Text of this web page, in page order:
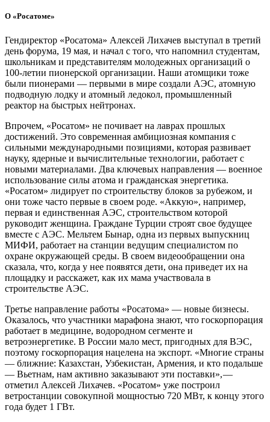
О «Росатоме»
Гендиректор «Росатома» Алексей Лихачев выступал в третий
день форума, 19 мая, и начал с того, что напомнил студентам,
школьникам и представителям молодежных организаций о
100‑летии пионерской организации. Наши атомщики тоже
были пионерами — ​первыми в мире создали АЭС, атомную
подводную лодку и атомный ледокол, промышленный
реактор на быстрых нейтронах.
Впрочем, «Росатом» не почивает на лаврах прошлых
достижений. Это современная амбициозная компания с
сильными международными позициями, которая развивает
науку, ядерные и вычислительные технологии, работает с
новыми материалами. Два ключевых направления — ​военное
использование силы атома и гражданская энергетика.
«Росатом» лидирует по строительству блоков за рубежом, и
они тоже часто первые в своем роде. «Аккую», например,
первая и единственная АЭС, строительством которой
руководит женщина. Граждане Турции строят свое будущее
вместе с АЭС. Мельтем Бынар, одна из первых выпускниц
МИФИ, работает на станции ведущим специалистом по
охране окружающей среды. В своем видеообращении она
сказала, что, когда у нее появятся дети, она приведет их на
площадку и расскажет, как их мама участвовала в
строительстве АЭС.
Третье направление работы «Росатома» — ​новые бизнесы.
Оказалось, что участники марафона знают, что госкорпорация
работает в медицине, водородном сегменте и
ветроэнергетике. В России мало мест, пригодных для ВЭС,
поэтому госкорпорация нацелена на экспорт. «Многие страны
— ​ближние: Казахстан, Узбекистан, Армения, и кто подальше
— ​Вьетнам, нам активно заказывают эти поставки», — ​
отметил Алексей Лихачев. «Росатом» уже построил
ветростанции совокупной мощностью 720 МВт, к концу этого
года будет 1 ГВт.